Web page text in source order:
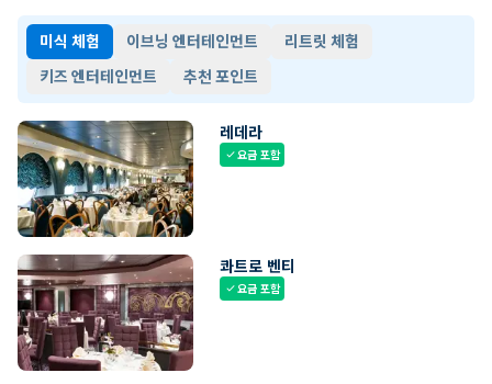
미식 체험 이브닝 엔터테인먼트
리트릿 체험
키즈 엔터테인먼트
추천 포인트
레데라
check요금 포함
콰트로 벤티
check요금 포함